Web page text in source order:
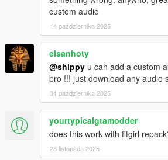
custom audio
14 października 2025
elsanhoty
@shippy u can add a custom
bro !!! just download any audio
31 października 2025
yourtypicalgtamodder
does this work with fitgirl
28 listopada 2025